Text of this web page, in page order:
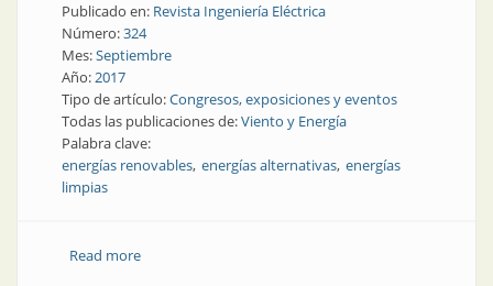
Publicado en: Revista Ingeniería Eléctrica
Número:324
Mes:Septiembre
Año:2017
Tipo de artículo:Congresos, exposiciones y eventos
Todas las publicaciones de:Viento y Energía
Palabra clave:
energías renovables energías alternativas energías
limpias
Read moreabout Energías renovables | Viento y energía: